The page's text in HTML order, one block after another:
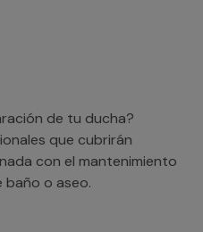
de tu ducha?
que cubrirán
con el mantenimiento
o aseo.